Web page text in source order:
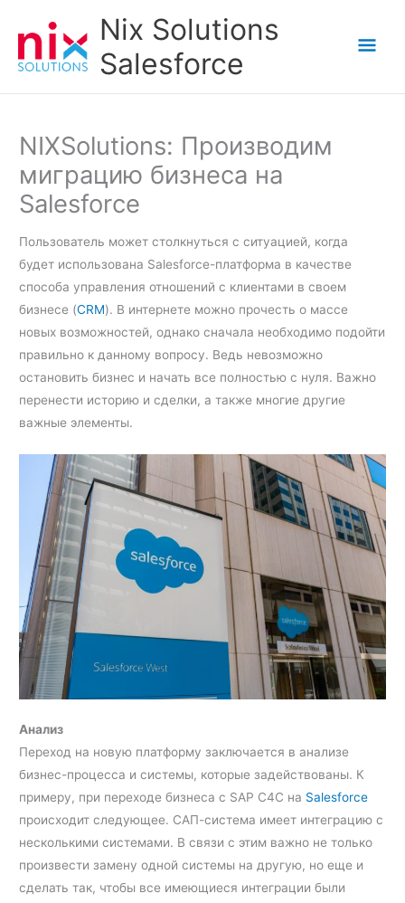
Nix Solutions
Salesforce
NIXSolutions: Производим
миграцию бизнеса на
Salesforce
Пользователь может столкнуться с ситуацией, когда
будет использована Salesforce-платформа в качестве
способа управления отношений с клиентами в своем
бизнесе (CRM). В интернете можно прочесть о массе
новых возможностей, однако сначала необходимо подойти
правильно к данному вопросу. Ведь невозможно
остановить бизнес и начать все полностью с нуля. Важно
перенести историю и сделки, а также многие другие
важные элементы.
Анализ
Переход на новую платформу заключается в анализе
бизнес-процесса и системы, которые задействованы. К
примеру, при переходе бизнеса с SAP С4С на Salesforce
происходит следующее. САП-система имеет интеграцию с
несколькими системами. В связи с этим важно не только
произвести замену одной системы на другую, но еще и
сделать так, чтобы все имеющиеся интеграции были